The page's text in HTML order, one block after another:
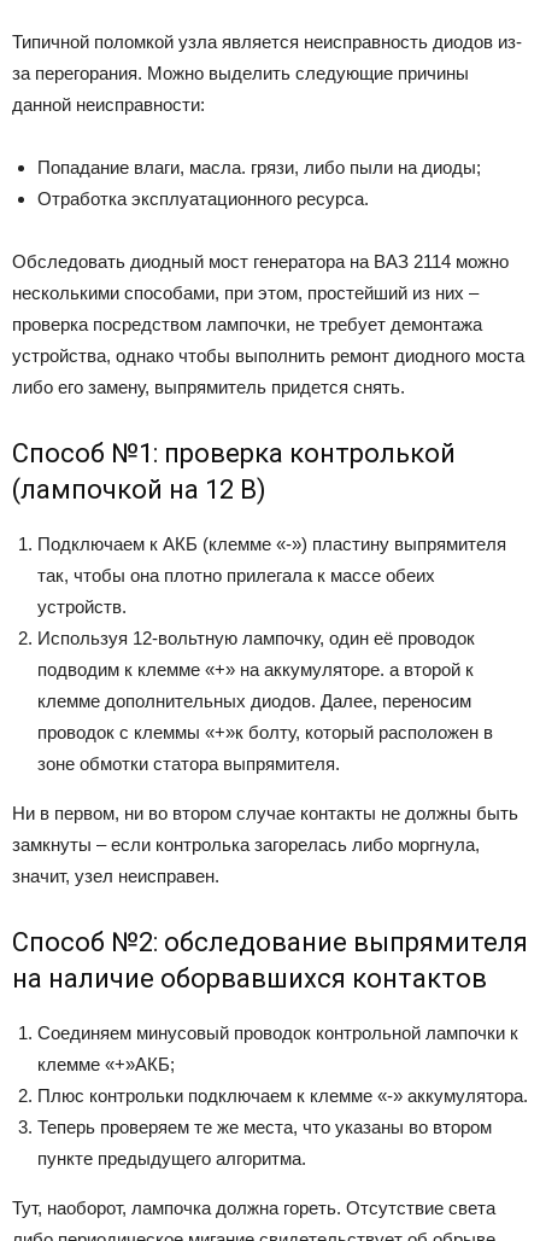
Типичной поломкой узла является неисправность диодов из-
за перегорания. Можно выделить следующие причины
данной неисправности:
Попадание влаги, масла. грязи, либо пыли на диоды;
Отработка эксплуатационного ресурса.
Обследовать диодный мост генератора на ВАЗ 2114 можно
несколькими способами, при этом, простейший из них –
проверка посредством лампочки, не требует демонтажа
устройства, однако чтобы выполнить ремонт диодного моста
либо его замену, выпрямитель придется снять.
Способ №1: проверка контролькой
(лампочкой на 12 В)
Подключаем к АКБ (клемме «-») пластину выпрямителя
так, чтобы она плотно прилегала к массе обеих
устройств.
Используя 12-вольтную лампочку, один её проводок
подводим к клемме «+» на аккумуляторе. а второй к
клемме дополнительных диодов. Далее, переносим
проводок с клеммы «+»к болту, который расположен в
зоне обмотки статора выпрямителя.
Ни в первом, ни во втором случае контакты не должны быть
замкнуты – если контролька загорелась либо моргнула,
значит, узел неисправен.
Способ №2: обследование выпрямителя
на наличие оборвавшихся контактов
Соединяем минусовый проводок контрольной лампочки к
клемме «+»АКБ;
Плюс контрольки подключаем к клемме «-» аккумулятора.
Теперь проверяем те же места, что указаны во втором
пункте предыдущего алгоритма.
Тут, наоборот, лампочка должна гореть. Отсутствие света